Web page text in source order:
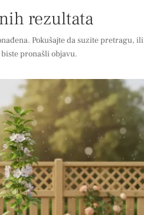
rezultata
Pokušajte da suzite pretragu, ili
pronašli objavu.